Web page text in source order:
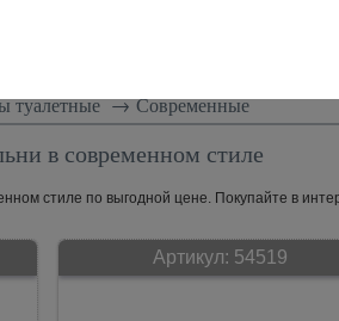
туалетные→ Современные
в современном стиле
стиле по выгодной цене. Покупайте в
Артикул: 54519